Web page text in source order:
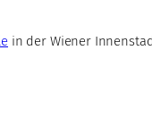
in der Wiener